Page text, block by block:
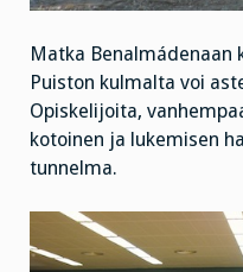
Matka Benalmádenaan
Puiston kulmalta voi
Opiskelijoita,
kotoinen ja lukemisen
tunnelma.